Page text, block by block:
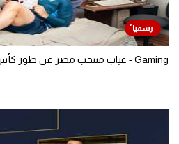
Gaming - غياب منتخب مصر عن طور كأس العالم في FC 26